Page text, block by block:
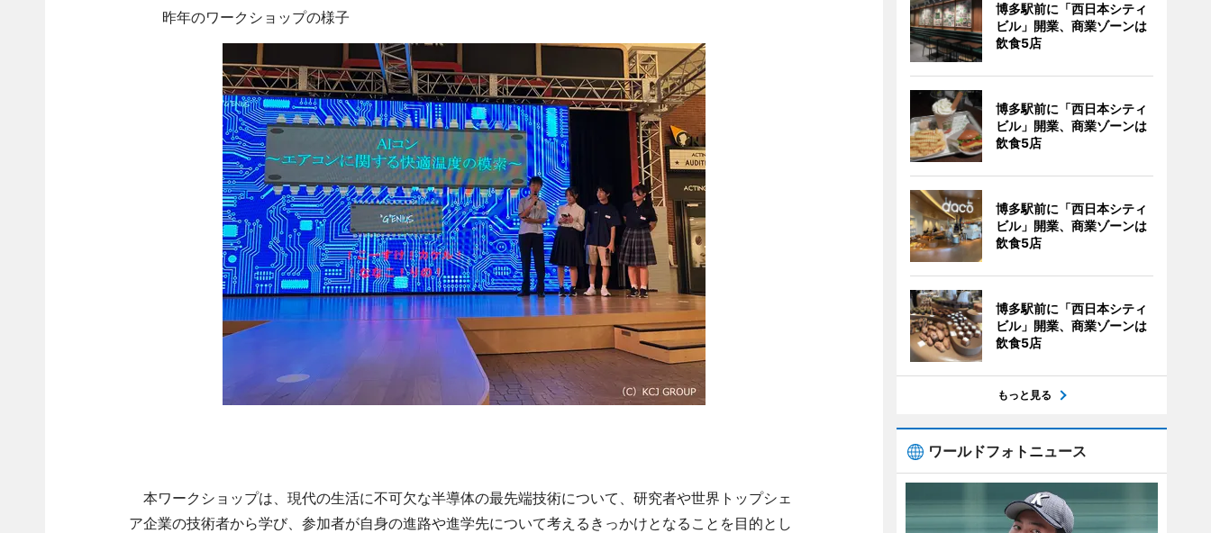
昨年のワークショップの様子
本ワークショップは、現代の生活に不可欠な半導体の最先端技術について、研究者や世界トップシェ
ア企業の技術者から学び、参加者が自身の進路や進学先について考えるきっかけとなることを目的とし
博多駅前に「西日本シティ
ビル」開業、商業ゾーンは
飲食5店
博多駅前に「西日本シティ
ビル」開業、商業ゾーンは
飲食5店
博多駅前に「西日本シティ
ビル」開業、商業ゾーンは
飲食5店
博多駅前に「西日本シティ
ビル」開業、商業ゾーンは
飲食5店
もっと見る
ワールドフォトニュース